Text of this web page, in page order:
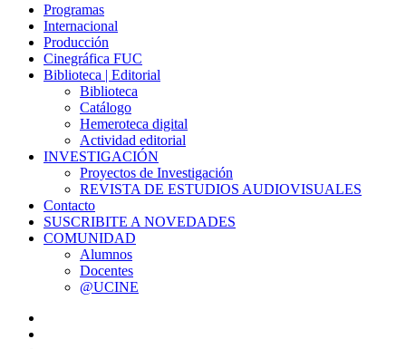
Programas
Internacional
Producción
Cinegráfica FUC
Biblioteca | Editorial
Biblioteca
Catálogo
Hemeroteca digital
Actividad editorial
INVESTIGACIÓN
Proyectos de Investigación
REVISTA DE ESTUDIOS AUDIOVISUALES
Contacto
SUSCRIBITE A NOVEDADES
COMUNIDAD
Alumnos
Docentes
@UCINE